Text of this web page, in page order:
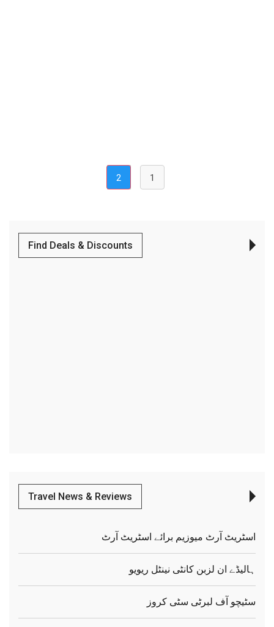
1
2
(current)
Find Deals & Discounts
Travel News & Reviews
اسٹریٹ آرٹ میوزیم برائے اسٹریٹ آرٹ
ہالیڈے ان لزبن کانٹی نینٹل ریویو
سٹیچو آف لبرٹی سٹی کروز